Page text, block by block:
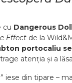
cu Dangerous
Effect de la
portocaliu
atenția și a
iese din tipare –